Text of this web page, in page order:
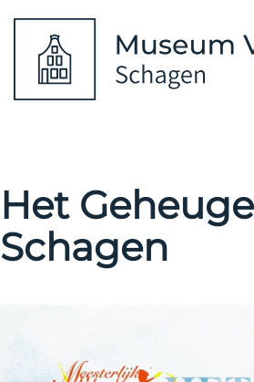
Het
Schagen